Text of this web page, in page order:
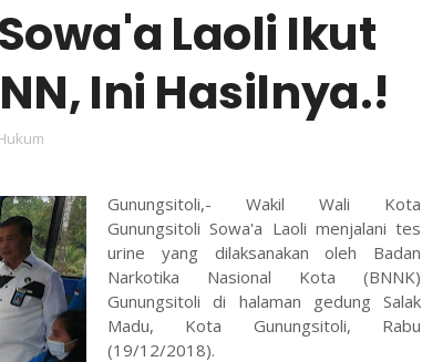
Laoli Ikut
Ini Hasilnya.!
Gunungsitoli,- Wakil Wali Kota
Gunungsitoli Sowa'a Laoli menjalani tes
urine yang dilaksanakan oleh Badan
Narkotika Nasional Kota (BNNK)
Gunungsitoli di halaman gedung Salak
Madu, Kota Gunungsitoli, Rabu
(19/12/2018).